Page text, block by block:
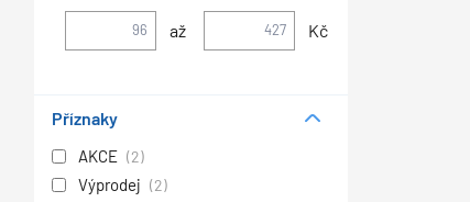
až Kč
Příznaky
AKCE (2)
Výprodej (2)